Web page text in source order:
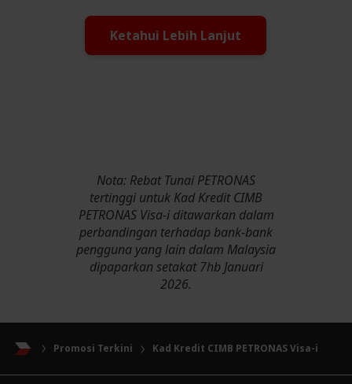
Ketahui Lebih Lanjut
Nota: Rebat Tunai PETRONAS
tertinggi untuk Kad Kredit CIMB
PETRONAS Visa-i ditawarkan dalam
perbandingan terhadap bank-bank
pengguna yang lain dalam Malaysia
dipaparkan setakat 7hb Januari
2026.
Promosi Terkini Kad Kredit CIMB PETRONAS Visa-i